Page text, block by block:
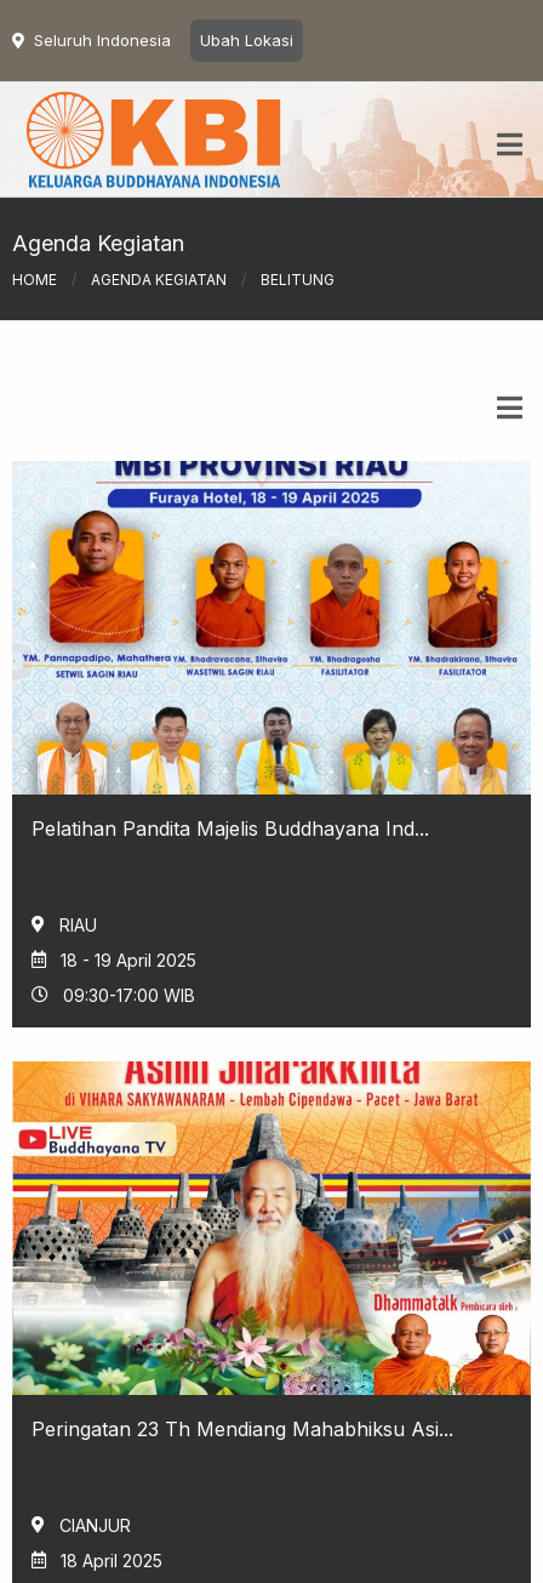
Seluruh Indonesia Ubah Lokasi
Agenda Kegiatan
HOME / AGENDA KEGIATAN / BELITUNG
Pelatihan Pandita Majelis Buddhayana Ind...
RIAU
18 - 19 April 2025
09:30-17:00 WIB
Peringatan 23 Th Mendiang Mahabhiksu Asi...
CIANJUR
18 April 2025